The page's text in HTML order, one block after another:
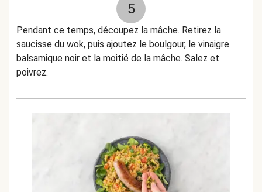
5
Pendant ce temps, découpez la mâche. Retirez la
saucisse du wok, puis ajoutez le boulgour, le vinaigre
balsamique noir et la moitié de la mâche. Salez et
poivrez.